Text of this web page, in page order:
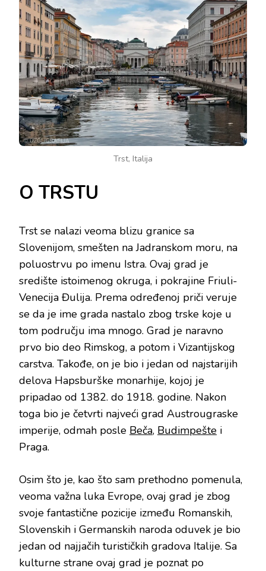
Trst, Italija
O TRSTU
Trst se nalazi veoma blizu granice sa
Slovenijom, smešten na Jadranskom moru, na
poluostrvu po imenu Istra. Ovaj grad je
središte istoimenog okruga, i pokrajine Friuli-
Venecija Đulija. Prema određenoj priči veruje
se da je ime grada nastalo zbog trske koje u
tom području ima mnogo. Grad je naravno
prvo bio deo Rimskog, a potom i Vizantijskog
carstva. Takođe, on je bio i jedan od najstarijih
delova Hapsburške monarhije, kojoj je
pripadao od 1382. do 1918. godine. Nakon
toga bio je četvrti najveći grad Austrougraske
imperije, odmah posle Beča, Budimpešte i
Praga.
Osim što je, kao što sam prethodno pomenula,
veoma važna luka Evrope, ovaj grad je zbog
svoje fantastične pozicije između Romanskih,
Slovenskih i Germanskih naroda oduvek je bio
jedan od najjačih turističkih gradova Italije. Sa
kulturne strane ovaj grad je poznat po